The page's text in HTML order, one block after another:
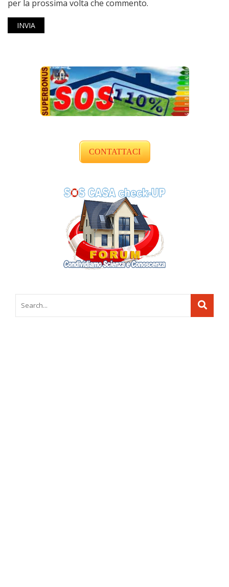
per la prossima volta che commento.
CONTATTACI